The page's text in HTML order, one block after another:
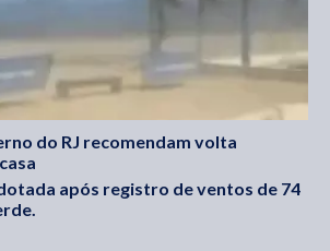
do RJ recomendam volta
após registro de ventos de 74